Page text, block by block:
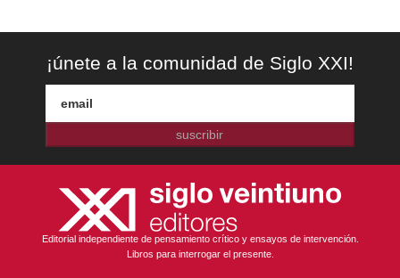
¡únete a la comunidad de Siglo XXI!
suscribir
Editorial independiente de pensamiento crítico y ensayos de intervención.
Libros para interrogar el presente.